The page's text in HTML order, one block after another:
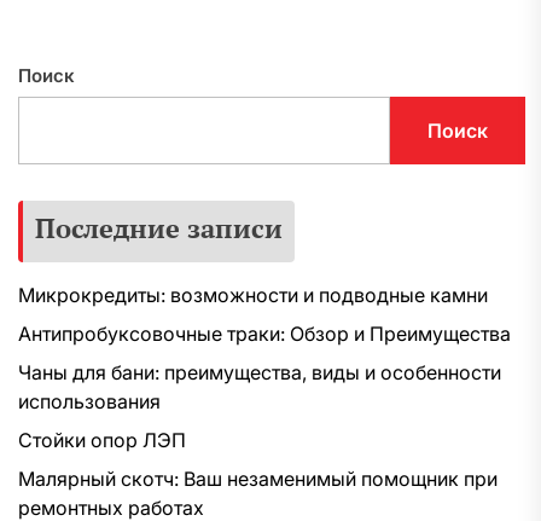
Поиск
Поиск
Последние записи
Микрокредиты: возможности и подводные камни
Антипробуксовочные траки: Обзор и Преимущества
Чаны для бани: преимущества, виды и особенности
использования
Стойки опор ЛЭП
Малярный скотч: Ваш незаменимый помощник при
ремонтных работах